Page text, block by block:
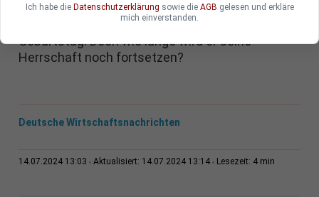
Jubiläumssommer feiert er sowohl sein 30-
jähriges Amtsjubiläum als auch seinen 70.
Geburtstag. Doch wie lange wird er seine
Herrschaft noch fortsetzen?
Deutsche Wirtschaftsnachrichten
14.07.2024 13:03 Aktualisiert: 14.07.2024 13:14 Lesezeit: 4 min
Ich habe die Datenschutzerklärung sowie die AGB gelesen und erkläre
mich einverstanden.